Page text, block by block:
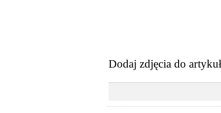
Dodaj zdjęcia do